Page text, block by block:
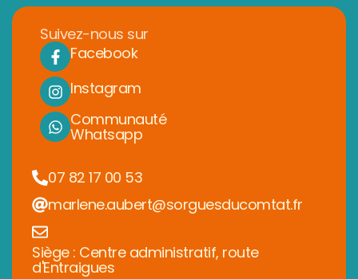
Suivez-nous sur
Facebook
Instagram
Communauté
Whatsapp
07 82 17 00 53
marlene.aubert@sorguesducomtat.fr
Siège : Centre administratif, route
d'Entraigues